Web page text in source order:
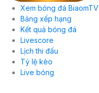
Xem bóng đá BiaomTV
Bảng xếp hạng
Kết quả bóng đá
Livescore
Lịch thi đấu
Tỷ lệ kèo
Live bóng